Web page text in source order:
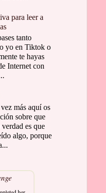
para leer a
tanto
yo en Tiktok o
te hayas
Internet con
más aquí os
sobre que
es que
algo, porque